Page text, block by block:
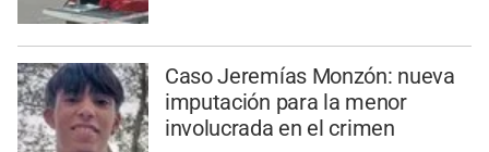
Caso Jeremías Monzón: nueva
imputación para la menor
involucrada en el crimen